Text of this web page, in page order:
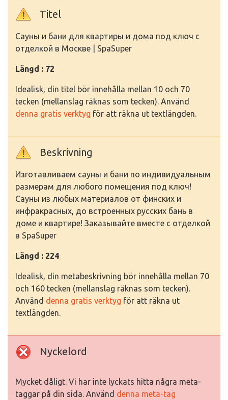
Titel
Сауны и бани для квартиры и дома под ключ с
отделкой в Москве | SpaSuper
Längd : 72
Idealisk, din titel bör innehålla mellan 10 och 70
tecken (mellanslag räknas som tecken). Använd
denna gratis verktyg för att räkna ut textlängden.
Beskrivning
Изготавливаем сауны и бани по индивидуальным
размерам для любого помещения под ключ!
Сауны из любых материалов от финских и
инфракрасных, до встроенных русских бань в
доме и квартире! Заказывайте вместе с отделкой
в SpaSuper
Längd : 224
Idealisk, din metabeskrivning bör innehålla mellan 70
och 160 tecken (mellanslag räknas som tecken).
Använd denna gratis verktyg för att räkna ut
textlängden.
Nyckelord
Mycket dåligt. Vi har inte lyckats hitta några meta-
taggar på din sida. Använd denna meta-tag